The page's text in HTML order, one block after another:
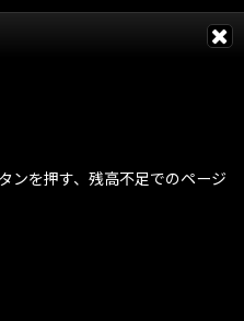
ンを押す、残高不足でのページ